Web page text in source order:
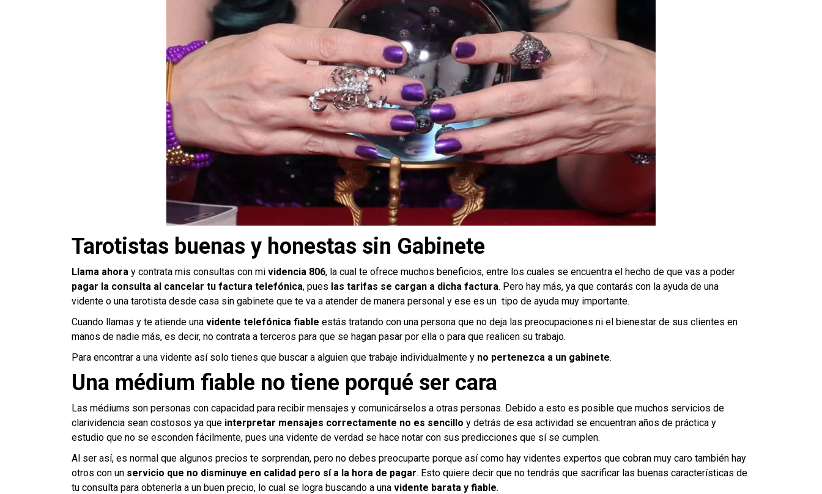
Tarotistas buenas y honestas sin Gabinete
Llama ahora y contrata mis consultas con mi videncia 806, la cual te ofrece muchos beneficios, entre los cuales se encuentra el hecho de que vas a poder
pagar la consulta al cancelar tu factura telefónica, pues las tarifas se cargan a dicha factura. Pero hay más, ya que contarás con la ayuda de una
vidente o una tarotista desde casa sin gabinete que te va a atender de manera personal y ese es un tipo de ayuda muy importante.
Cuando llamas y te atiende una vidente telefónica fiable estás tratando con una persona que no deja las preocupaciones ni el bienestar de sus clientes en
manos de nadie más, es decir, no contrata a terceros para que se hagan pasar por ella o para que realicen su trabajo.
Para encontrar a una vidente así solo tienes que buscar a alguien que trabaje individualmente y no pertenezca a un gabinete.
Una médium fiable no tiene porqué ser cara
Las médiums son personas con capacidad para recibir mensajes y comunicárselos a otras personas. Debido a esto es posible que muchos servicios de
clarividencia sean costosos ya que interpretar mensajes correctamente no es sencillo y detrás de esa actividad se encuentran años de práctica y
estudio que no se esconden fácilmente, pues una vidente de verdad se hace notar con sus predicciones que sí se cumplen.
Al ser así, es normal que algunos precios te sorprendan, pero no debes preocuparte porque así como hay videntes expertos que cobran muy caro también hay
otros con un servicio que no disminuye en calidad pero sí a la hora de pagar. Esto quiere decir que no tendrás que sacrificar las buenas características de
tu consulta para obtenerla a un buen precio, lo cual se logra buscando a una vidente barata y fiable.